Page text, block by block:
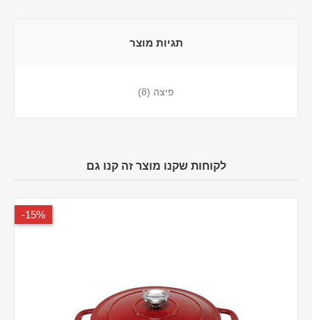
תגיות מוצר
פיצה (8)
לקוחות שקנו מוצר זה קנו גם
15%-